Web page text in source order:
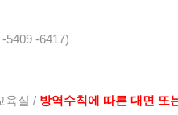
5409 -6417)
육실 / 방역수칙에 따른 대면 또